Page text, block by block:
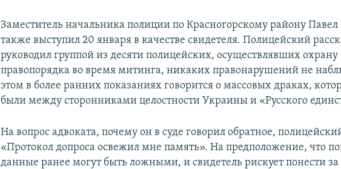
Заместитель начальника полиции по Красногорскому району
также выступил 20 января в качестве свидетеля. Полицейский
руководил группой из десяти полицейских, осуществлявших охрану
правопорядка во время митинга, никаких правонарушений не
этом в более ранних показаниях говорится о массовых драках,
были между сторонниками целостности Украины и «Русского
На вопрос адвоката, почему он в суде говорил обратное,
«Протокол допроса освежил мне память». На предположение, что
данные ранее могут быть ложными, и свидетель рискует понести